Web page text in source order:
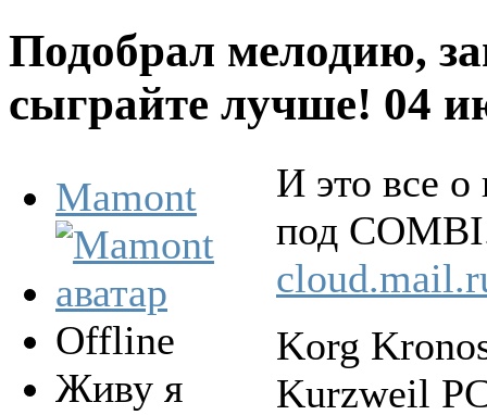
Подобрал мелодию,
сыграйте лучше! 04
Mamont
Offline
Живу я
И это все о
под
Korg
Kurzweil